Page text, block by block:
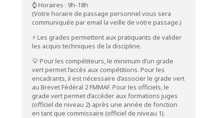
⌚ Horaires : 9h-18h
(Votre horaire de passage personnel vous sera
communiquée par email la veille de votre passage.)
⚡ Les grades permettent aux pratiquants de valider
les acquis techniques de la discipline.
💡 Pour les compétiteurs, le minimum d’un grade
vert permet l’accès aux compétitions. Pour les
encadrants, il est nécessaire d’associer le grade vert
au Brevet Fédéral 2 FMMAF. Pour les officiels, le
grade vert permet d’accéder aux formations juges
(officiel de niveau 2) après une année de fonction
en tant que commissaire (officiel de niveau 1).